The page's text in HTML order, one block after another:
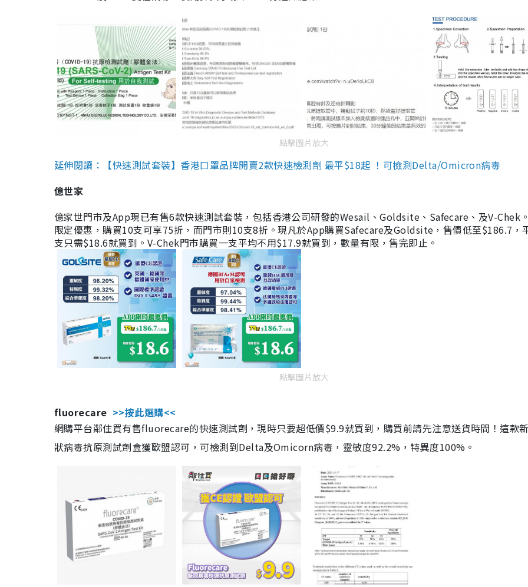
點擊圖片放大
延伸閱讀：【快速測試套裝】香港口罩品牌開賣2款快速檢測劑 最平$18起 ！可檢測Delta/Omicron病毒
億世家
億家世門市及App現已有售6款快速測試套裝，包括香港公司研發的Wesail、Goldsite、Safecare、及V-Chek
限定優惠，購買10支可享75折，而門市則10支8折。現凡於App購買Safecare及Goldsite，售價低至$186.7，
支只需$18.6就買到。V-Chek門市購買一支平均不用$17.9就買到，數量有限，售完即止。
點擊圖片放大
fluorecare >>按此選購<<
網購平台鄰住買有售fluorecare的快速測試劑，現時只要超低價$9.9就買到，購買前請先注意送貨時間！這款
狀病毒抗原測試劑盒獲歐盟認可，可檢測到Delta及Omicorn病毒，靈敏度92.2%，特異度100%。